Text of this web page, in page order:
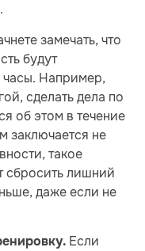
замечать, что
будут
часы. Например,
сделать дела по
об этом в течение
заключается не
такое
сбросить лишний
даже если не
Если